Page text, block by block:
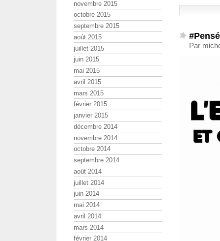
Par
novembre 2015
octobre 2015
septembre 2015
août 2015
juillet 2015
juin 2015
mai 2015
avril 2015
mars 2015
février 2015
janvier 2015
décembre 2014
novembre 2014
octobre 2014
septembre 2014
août 2014
juillet 2014
juin 2014
mai 2014
avril 2014
mars 2014
février 2014